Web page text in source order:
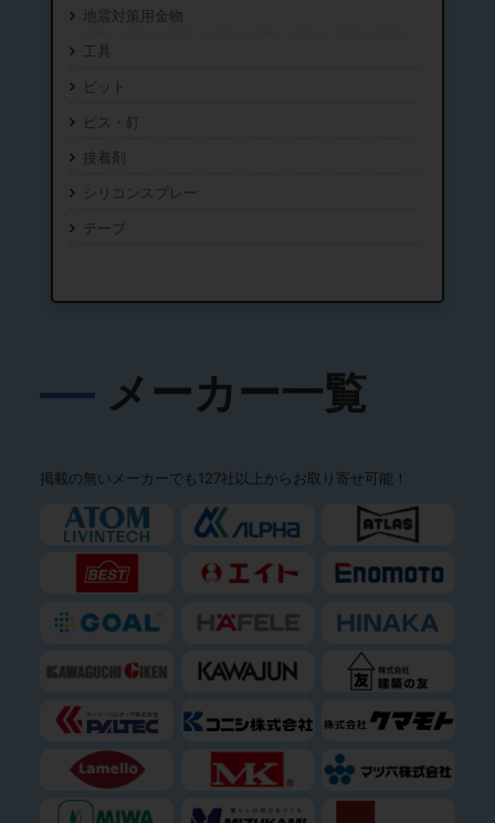
地震対策用金物
工具
ビット
ビス・釘
接着剤
シリコンスプレー
テープ
メーカー一覧
掲載の無いメーカーでも127社以上からお取り寄せ可能！